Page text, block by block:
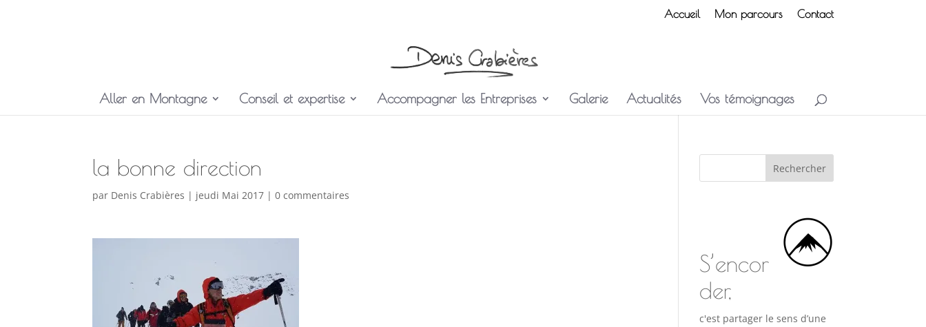
Accueil Mon parcours Contact
Aller en Montagne Conseil et expertise Accompagner les Entreprises Galerie Actualités Vos témoignages
la bonne direction
par Denis Crabières | jeudi Mai 2017 |0 commentaires
S’encor
der,
c'est partager le sens d’une